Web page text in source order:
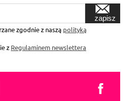
zapisz
zgodnie z naszą polityką
z Regulaminem newslettera